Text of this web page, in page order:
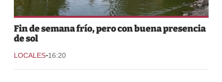
Fin de semana frío, pero con buena presencia
de sol
LOCALES-16:20